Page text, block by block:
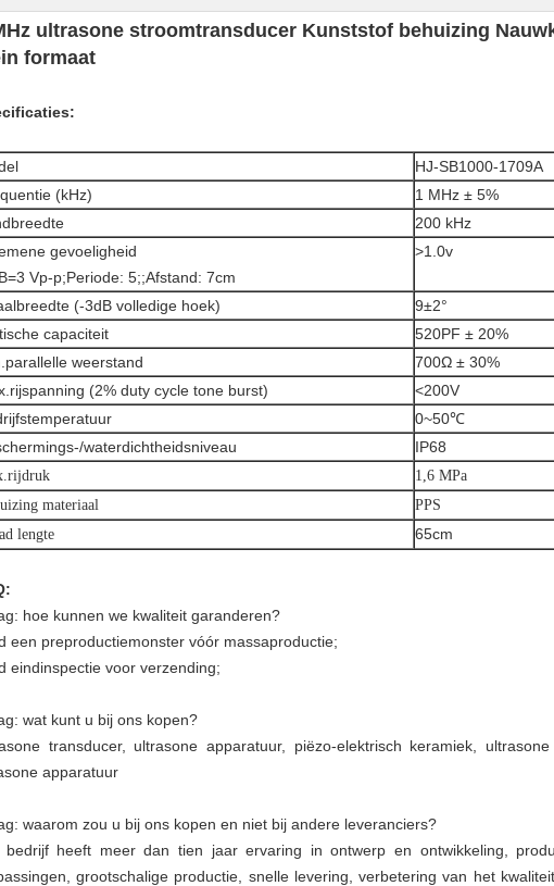
ultrasone stroomtransducer Kunststof behuizing
formaat
HJ-SB1000-1709A
(kHz)
1 MHz ± 5%
200 kHz
gevoeligheid
Vp-p;Periode: 5;;Afstand: 7cm
>1.0v
(-3dB volledige hoek)
9±2°
capaciteit
520PF ± 20%
weerstand
700Ω ± 30%
(2% duty cycle tone burst)
<200V
0~50℃
waterdichtheidsniveau
IP68
1,6 MPa
materiaal
PPS
lengte
65cm
hoe kunnen we kwaliteit garanderen?
een preproductiemonster vóór massaproductie;
eindinspectie voor verzending;
wat kunt u bij ons kopen?
transducer, ultrasone apparatuur, piëzo-elektrisch keramiek,
apparatuur
waarom zou u bij ons kopen en niet bij andere leveranciers?
bedrijf heeft meer dan tien jaar ervaring in ontwerp en ontwikkeling,
grootschalige productie, snelle levering, verbetering van het